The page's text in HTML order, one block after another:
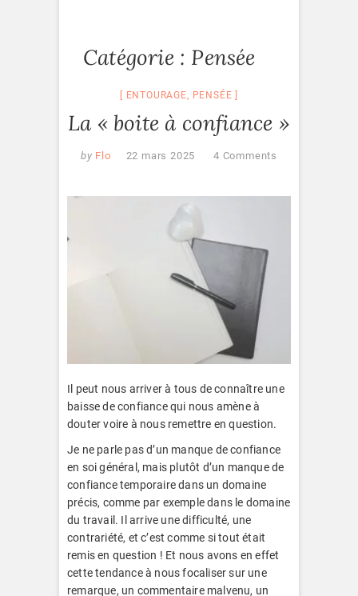
Catégorie : Pensée
ENTOURAGE, PENSÉE
La « boite à confiance »
by Flo 22 mars 2025 4 Comments
Il peut nous arriver à tous de connaître une
baisse de confiance qui nous amène à
douter voire à nous remettre en question.
Je ne parle pas d’un manque de confiance
en soi général, mais plutôt d’un manque de
confiance temporaire dans un domaine
précis, comme par exemple dans le domaine
du travail. Il arrive une difficulté, une
contrariété, et c’est comme si tout était
remis en question ! Et nous avons en effet
cette tendance à nous focaliser sur une
remarque, un commentaire malvenu, un